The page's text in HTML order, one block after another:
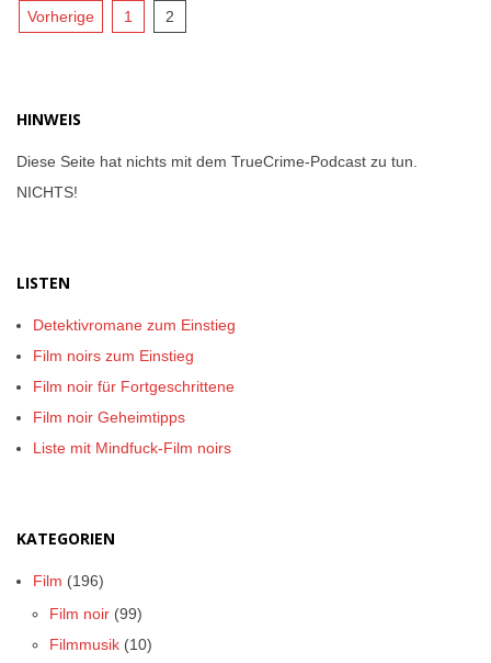
Seitennummerierung
Vorherige 1 2
HINWEIS
Diese Seite hat nichts mit dem TrueCrime-Podcast zu tun.
NICHTS!
LISTEN
Detektivromane zum Einstieg
Film noirs zum Einstieg
Film noir für Fortgeschrittene
Film noir Geheimtipps
Liste mit Mindfuck-Film noirs
KATEGORIEN
Film (196)
Film noir (99)
Filmmusik (10)